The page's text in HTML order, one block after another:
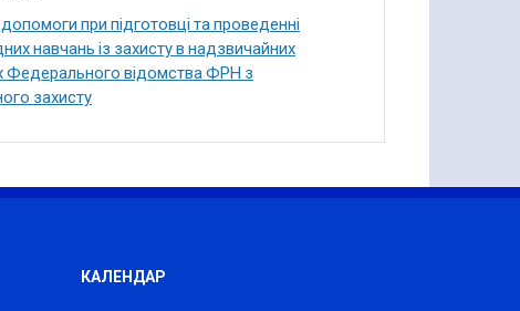
при підготовці та проведенні
навчань із захисту в надзвичайних
Федерального відомства ФРН з
захисту
КАЛЕНДАР